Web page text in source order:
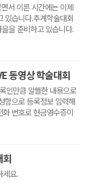
서 이른 시간에는 이제
있습니다.추계학술대회
을 준비하고 있습니다.
동영상 학술대회
인만큼 알뜰한 내용으로
함으로 등록정보 입력해
번호로 현금영수증이
회
세요.